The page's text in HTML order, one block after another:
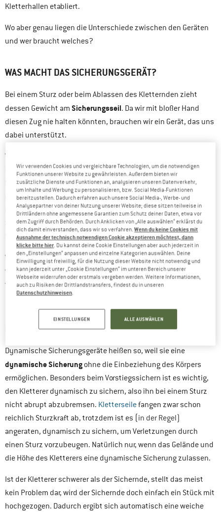
Kletterhallen etabliert.
Wo aber genau liegen die Unterschiede zwischen den Geräten
und wer braucht welches?
WAS MACHT DAS SICHERUNGSGERÄT?
Bei einem Sturz oder beim Ablassen des Kletternden zieht
dessen Gewicht am Sicherungsseil. Da wir mit bloßer Hand
diesen Zug nie halten könnten, brauchen wir ein Gerät, das uns
dabei unterstützt.
Wie groß diese Unterstützung der Handkraft – also die
Bremskraft – ist, hängt von der Geometrie des
Sicherungsgerätes und von vielen weiteren Faktoren ab: Wie
dick ist das Seil, Beschaffenheit des Mantels (neu oder alt,
imprägniert oder nicht etc.). Je höher die Bremskraft des
Sicherungsgerätes, desto weniger Handkraft braucht der
Sichernde.
Welch enormen Kräfte bei einem Klettersturz auftreten können,
wie diese wirken und wie man die Unfallgefahr verringern kann,
verdeutlichen Dir unsere Online-Rechner zurFangstoßkraft
(Sturzfaktor)undAufprallkraft
DYNAMISCHE SICHERUNGSGERÄTE
Dynamische Sicherungsgeräte heißen so, weil sie eine
dynamische Sicherung ohne die Einbeziehung des Körpers
ermöglichen. Besonders beim Vorstiegssichern ist es wichtig,
den Kletterer dynamisch zu sichern, also ihn bei einem Sturz
nicht abrupt abzubremsen. Kletterseilefangen zwar schon
reichlich Sturzkraft ab, trotzdem ist es ( in der Regel)
angeraten, dynamisch zu sichern, um Verletzungen durch
einen Sturz vorzubeugen. Natürlich nur, wenn das Gelände und
die Höhe des Kletterers eine dynamische Sicherung zulassen.
Ist der Kletterer schwerer als der Sichernde, stellt das meist
kein Problem dar, wird der Sichernde doch einfach ein Stück mit
hochgezogen. Dadurch ergibt sich automatisch eine weiche
Wir verwenden Cookies und vergleichbare Technologien, um die notwendigen
Funktionen unserer Website zu gewährleisten. Außerdem bieten wir
zusätzliche Dienste und Funktionen an, analysieren unseren Datenverkehr,
um Inhalte und Werbung zu personalisieren, bzw. Social Media-Funktionen
bereitzustellen. Dadurch erfahren auch unsere Social Media-, Werbe- und
Analysepartner von deiner Nutzung unserer Website; diese sitzen teilweise in
Drittländern ohne angemessene Garantien zum Schutz deiner Daten, etwa vor
dem Zugriff durch Behörden. Durch Anklicken von „Alle auswählen“ erklärst du
dich damit einverstanden, dass wir so verfahren.Wenn du keine Cookies mit
Ausnahme der technisch notwendigen Cookie akzeptieren möchtest, dann
klicke bitte hier. Du kannst deine Cookie Einstellungen aber auch jederzeit in
den „Einstellungen“ anpassen und einzelne Kategorien auswählen. Deine
Einwilligung ist freiwillig, für die Nutzung dieser Website nicht notwendig und
kann jederzeit unter „Cookie Einstellungen“ im unteren Bereich unserer
Webseite widerrufen oder erstmals vergeben werden. Weitere Informationen,
auch zu Risiken der Drittlandstransfers, findest du in unseren
Datenschutzhinweisen.
EINSTELLUNGEN ALLE AUSWÄHLEN